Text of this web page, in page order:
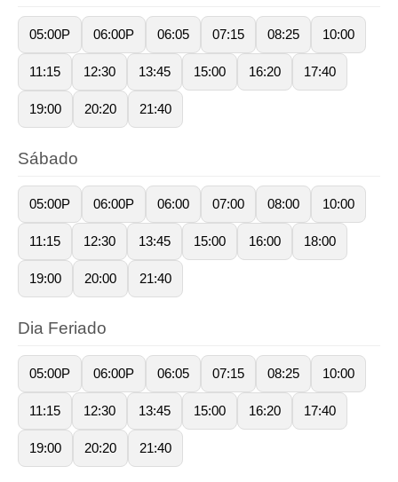
05:00P 06:00P 06:05 07:15 08:25 10:00
11:15 12:30 13:45 15:00 16:20 17:40
19:00 20:20 21:40
Sábado
05:00P 06:00P 06:00 07:00 08:00 10:00
11:15 12:30 13:45 15:00 16:00 18:00
19:00 20:00 21:40
Dia Feriado
05:00P 06:00P 06:05 07:15 08:25 10:00
11:15 12:30 13:45 15:00 16:20 17:40
19:00 20:20 21:40